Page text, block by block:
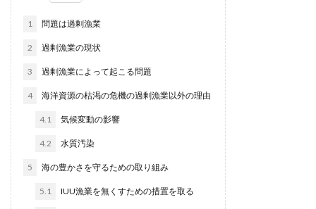
1 問題は過剰漁業
2 過剰漁業の現状
3 過剰漁業によって起こる問題
4 海洋資源の枯渇の危機の過剰漁業以外の理由
4.1 気候変動の影響
4.2 水質汚染
5 海の豊かさを守るための取り組み
5.1 IUU漁業を無くすための措置を取る